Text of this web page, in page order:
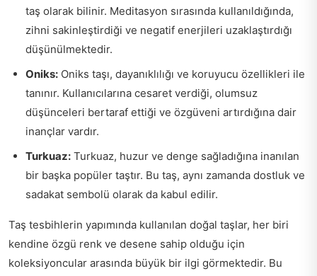
taş olarak bilinir. Meditasyon sırasında kullanıldığında,
zihni sakinleştirdiği ve negatif enerjileri uzaklaştırdığı
düşünülmektedir.
Oniks: Oniks taşı, dayanıklılığı ve koruyucu özellikleri ile
tanınır. Kullanıcılarına cesaret verdiği, olumsuz
düşünceleri bertaraf ettiği ve özgüveni artırdığına dair
inançlar vardır.
Turkuaz: Turkuaz, huzur ve denge sağladığına inanılan
bir başka popüler taştır. Bu taş, aynı zamanda dostluk ve
sadakat sembolü olarak da kabul edilir.
Taş tesbihlerin yapımında kullanılan doğal taşlar, her biri
kendine özgü renk ve desene sahip olduğu için
koleksiyoncular arasında büyük bir ilgi görmektedir. Bu